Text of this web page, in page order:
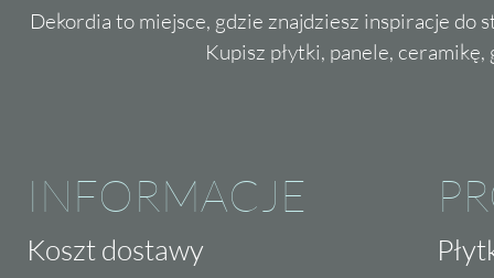
Dekordia to miejsce, gdzie znajdziesz inspiracje do
Kupisz płytki, panele,
INFORMACJE
Koszt dostawy